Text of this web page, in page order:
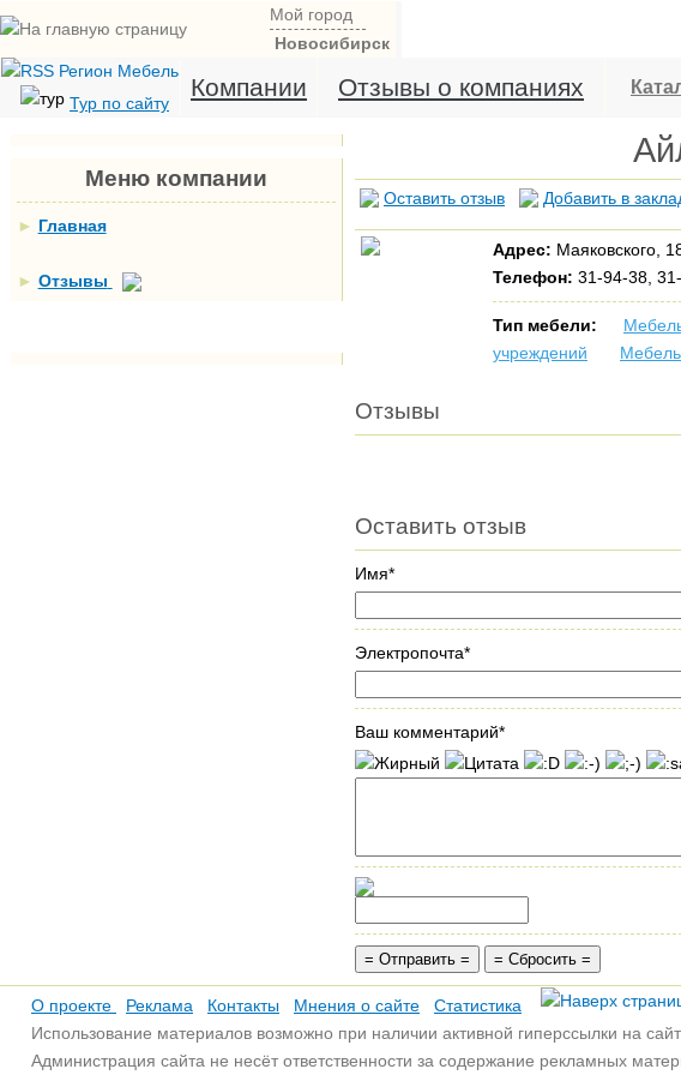
Мой город
Новосибирск
Тур по сайту
Компании Отзывы о компаниях
Меню компании
► Главная
► Отзывы
Оставить отзыв Добавить в
Адрес: Маяковского,
Телефон: 31-94-38,
Тип мебели:
учреждений
Отзывы
Оставить отзыв
Имя*
Электропочта*
Ваш комментарий*
О проекте Реклама Контакты Мнения о сайте
Статистика
Использование материалов возможно при наличии активной гиперссылки на сайт
Администрация сайта не несёт ответственности за содержание рекламных